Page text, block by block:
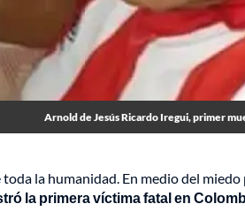
Arnold de Jesús Ricardo Iregui, primer
la humanidad. En medio del
la primera víctima fatal en